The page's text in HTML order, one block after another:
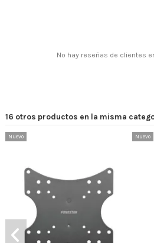
No hay reseñas de clientes
16 otros productos en la misma
Nuevo Nuevo